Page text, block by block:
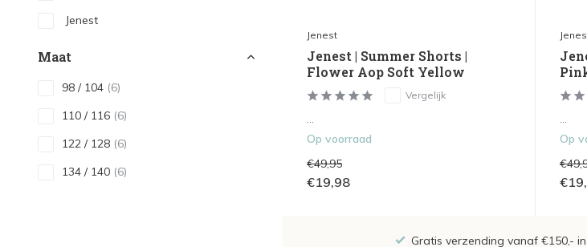
Jenest
Maat
98 / 104 (6)
110 / 116 (6)
122 / 128 (6)
134 / 140 (6)
Jenest
Jenest | Summer Shorts |
Flower Aop Soft Yellow
Vergelijk
...
Op voorraad
€49,95
€19,98
...
Op
Gratis verzending vanaf €150,-